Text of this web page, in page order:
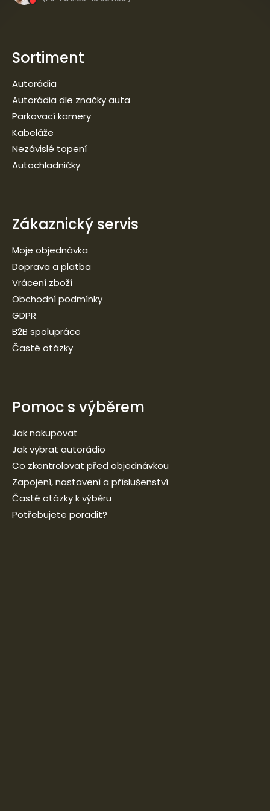
Sortiment
Autorádia
Autorádia dle značky auta
Parkovací kamery
Kabeláže
Nezávislé topení
Autochladničky
Zákaznický servis
Moje objednávka
Doprava a platba
Vrácení zboží
Obchodní podmínky
GDPR
B2B spolupráce
Časté otázky
Pomoc s výběrem
Jak nakupovat
Jak vybrat autorádio
Co zkontrolovat před objednávkou
Zapojení, nastavení a příslušenství
Časté otázky k výběru
Potřebujete poradit?